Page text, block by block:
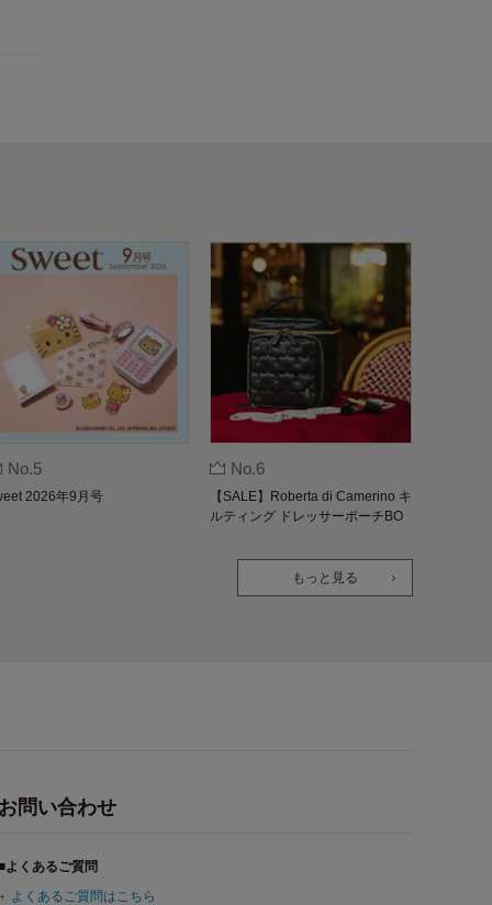
No.5
2026年9月号
No.6
【SALE】Roberta di Camerino キ
ルティング ドレッサーポーチBO
もっと見る
お問い合わせ
よくあるご質問
よくあるご質問はこちら